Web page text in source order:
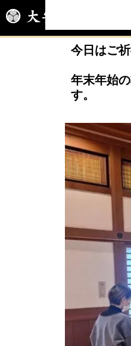
今日はご
年末年始
す。